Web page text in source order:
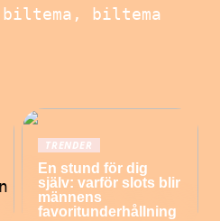
biltema, biltema
TRENDER
En stund för dig
själv: varför slots blir
männens
favoritunderhållning